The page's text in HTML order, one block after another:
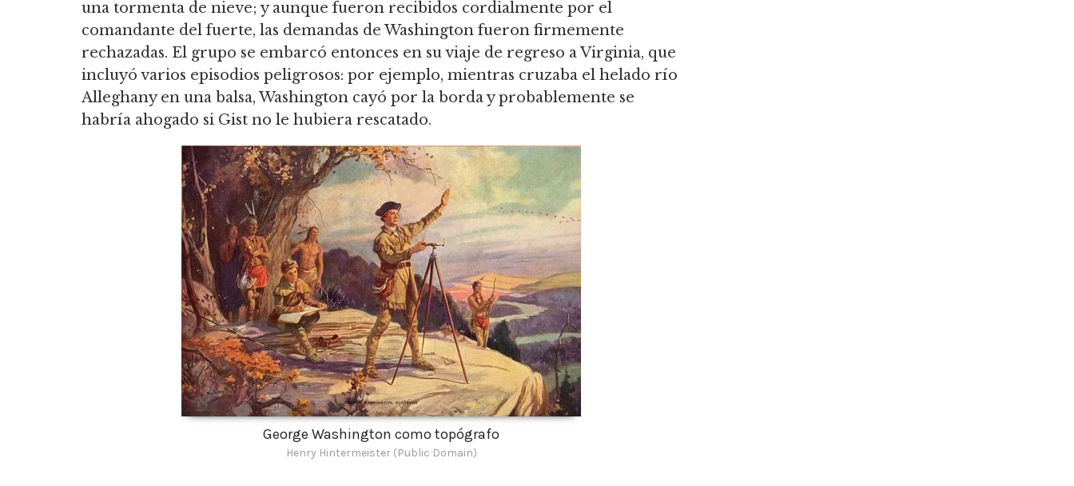
una tormenta de nieve; y aunque fueron recibidos cordialmente por el
comandante del fuerte, las demandas de Washington fueron firmemente
rechazadas. El grupo se embarcó entonces en su viaje de regreso a Virginia, que
incluyó varios episodios peligrosos: por ejemplo, mientras cruzaba el helado río
Alleghany en una balsa, Washington cayó por la borda y probablemente se
habría ahogado si Gist no le hubiera rescatado.
George Washington como topógrafo
Henry Hintermeister (Public Domain)